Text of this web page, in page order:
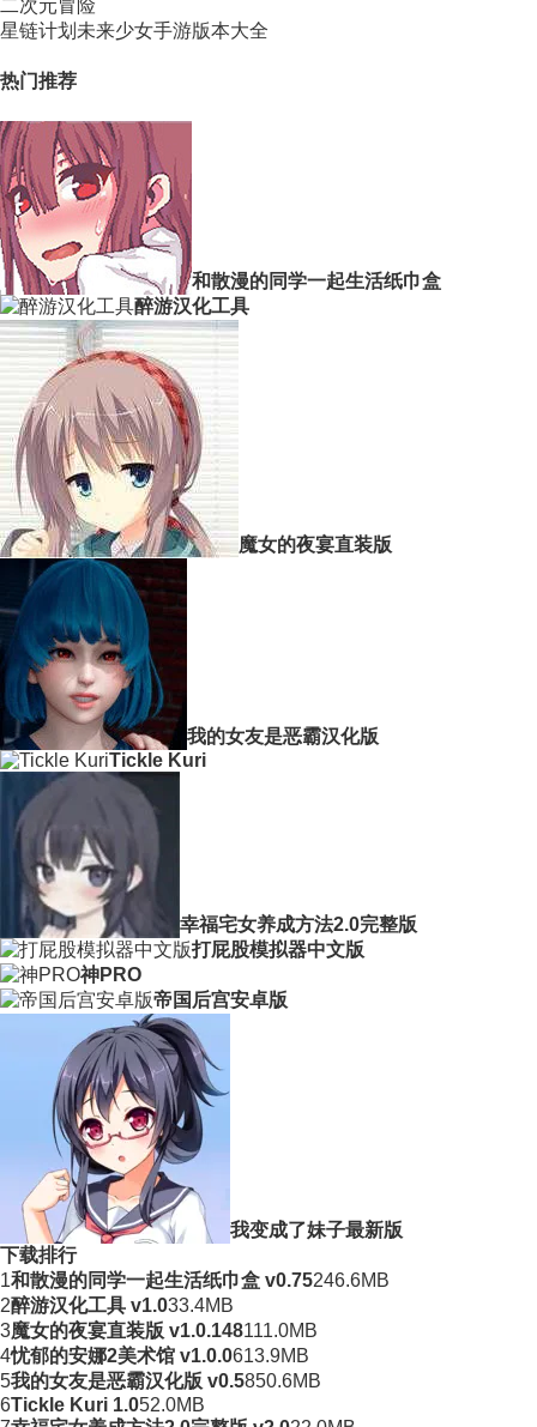
二次元冒险
星链计划未来少女手游版本大全
热门推荐
和散漫的同学一起生活纸巾盒
醉游汉化工具
魔女的夜宴直装版
我的女友是恶霸汉化版
Tickle Kuri
幸福宅女养成方法2.0完整版
打屁股模拟器中文版
神PRO
帝国后宫安卓版
我变成了妹子最新版
下载排行
1和散漫的同学一起生活纸巾盒 v0.75246.6MB
2醉游汉化工具 v1.033.4MB
3魔女的夜宴直装版 v1.0.148111.0MB
4忧郁的安娜2美术馆 v1.0.0613.9MB
5我的女友是恶霸汉化版 v0.5850.6MB
6Tickle Kuri 1.052.0MB